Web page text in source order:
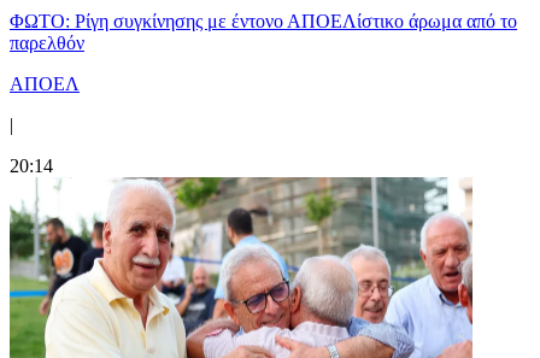
ΦΩΤΟ: Ρίγη συγκίνησης με έντονο ΑΠΟΕΛίστικο άρωμα από το
παρελθόν
ΑΠΟΕΛ
|
20:14